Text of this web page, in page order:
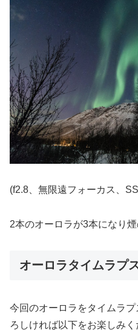
(f2.8、無限遠フォーカス、
2本のオーロラが3本になり
オーロラタイムラプ
今回のオーロラをタイムラ
ろしければ以下をお楽しみく